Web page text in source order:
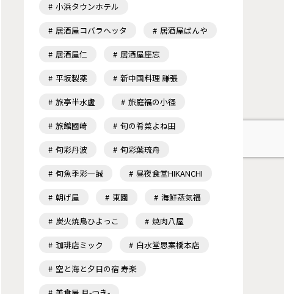
小浜タウンホテル
居酒屋コバラヘッタ 居酒屋ばんや
居酒屋仁 居酒屋座忘
平坂製薬 新中国料理 謙張
旅亭半水盧 旅庭福の小径
旅館國崎 旬の肴菜よね田
旬彩丹波 旬彩葉琉舟
旬魚季彩一誠 昼夜食堂HIKANCHI
朝げ屋 東園 海鮮蒸気福
炭火焼鳥ひよっこ 焼肉八屋
珈琲店ミック 白水堂思案橋本店
空と海と夕日の宿 寿楽